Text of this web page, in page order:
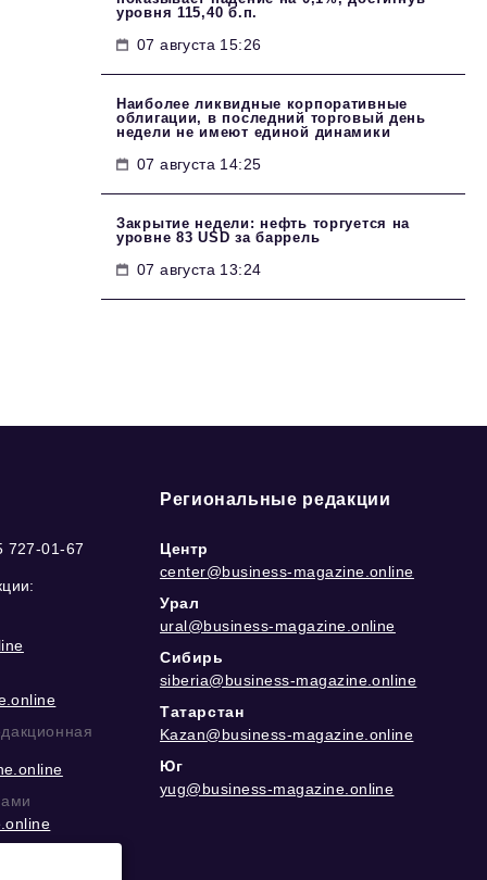
уровня 115,40 б.п.
07 августа 15:26
Наиболее ликвидные корпоративные
облигации, в последний торговый день
недели не имеют единой динамики
07 августа 14:25
Закрытие недели: нефть торгуется на
уровне 83 USD за баррель
07 августа 13:24
727-01-67
Региональные редакции
Центр
center@business-magazine.online
Урал
ural@business-magazine.online
Сибирь
siberia@business-magazine.online
Татарстан
Kazan@business-magazine.online
Юг
yug@business-magazine.online